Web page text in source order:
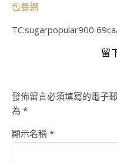
包養網
TC:sugarpopular900
留
發佈留言必須填寫的電子
為 *
顯示名稱 *